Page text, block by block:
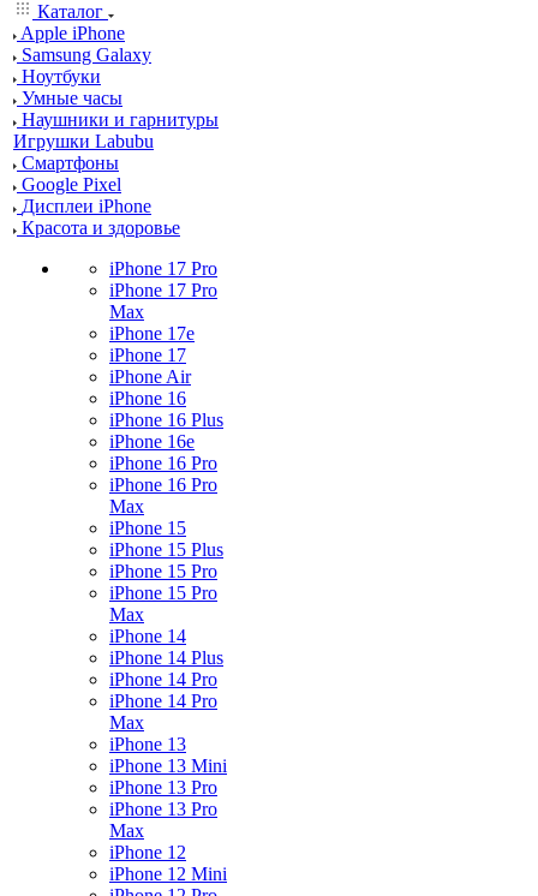
Каталог
Apple iPhone
Samsung Galaxy
Ноутбуки
Умные часы
Наушники и гарнитуры
Игрушки Labubu
Смартфоны
Google Pixel
Дисплеи iPhone
Красота и здоровье
iPhone 17 Pro
iPhone 17 Pro
Max
iPhone 17e
iPhone 17
iPhone Air
iPhone 16
iPhone 16 Plus
iPhone 16e
iPhone 16 Pro
iPhone 16 Pro
Max
iPhone 15
iPhone 15 Plus
iPhone 15 Pro
iPhone 15 Pro
Max
iPhone 14
iPhone 14 Plus
iPhone 14 Pro
iPhone 14 Pro
Max
iPhone 13
iPhone 13 Mini
iPhone 13 Pro
iPhone 13 Pro
Max
iPhone 12
iPhone 12 Mini